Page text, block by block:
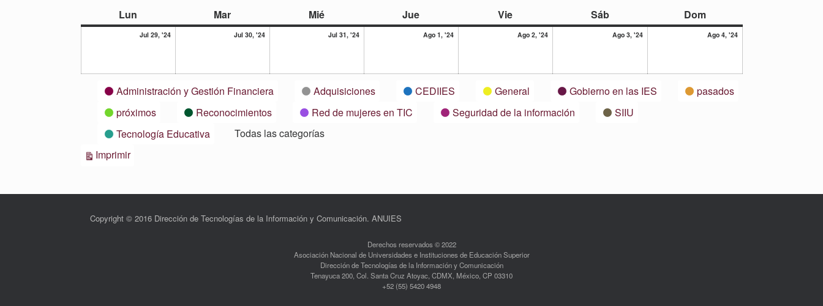
Lun Marmartes Miémiércoles Juejueves Vieviernes Sábsábado Domdomingo
Jul 29, '2429
Jul 30, '2430
Jul 31, '2431
Ago 1, '241
Ago 2, '242
Ago 3, '243
Ago 4, '244
CategoríasAdministración y Gestión Financiera Adquisiciones CEDIIES General Gobierno en las IES
pasados
próximos
Reconocimientos Red de mujeres en TIC Seguridad de la información
SIIU
Tecnología Educativa
Todas las categorías
ImprimirVistas
Copyright © 2016 Dirección de Tecnologías de la Información y Comunicación. ANUIES
Derechos reservados © 2022
Asociación Nacional de Universidades e Instituciones de Educación Superior
Dirección de Tecnologías de la Información y Comunicación
Tenayuca 200, Col. Santa Cruz Atoyac, CDMX, México, CP 03310
+52 (55) 5420 4948